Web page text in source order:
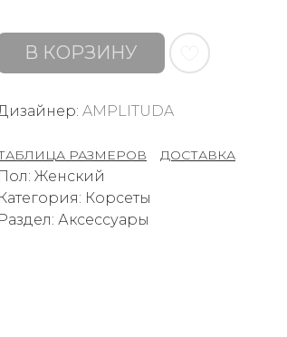
В КОРЗИНУ
AMPLITUDA
РАЗМЕРОВ ДОСТАВКА
Пол: Женский
Категория: Корсеты
Раздел: Аксессуары